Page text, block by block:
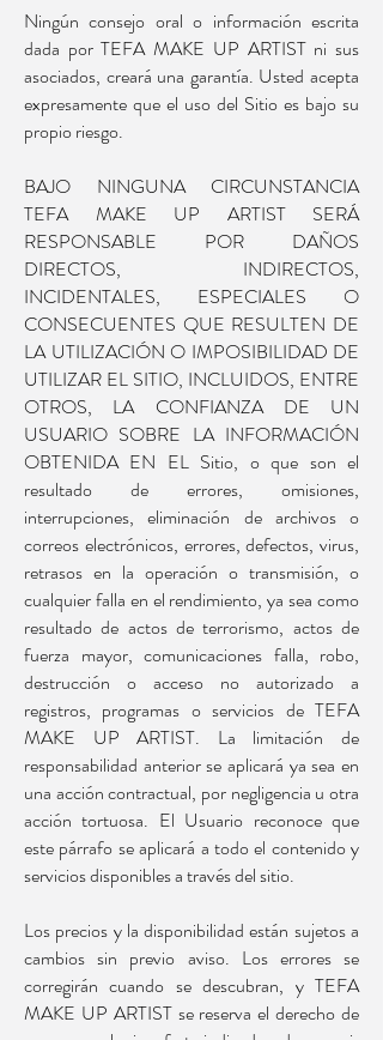
Ningún consejo oral o información escrita
dada por TEFA MAKE UP ARTIST ni sus
asociados, creará una garantía. Usted acepta
expresamente que el uso del Sitio es bajo su
propio riesgo.
BAJO NINGUNA CIRCUNSTANCIA
TEFA MAKE UP ARTIST SERÁ
RESPONSABLE POR DAÑOS
DIRECTOS, INDIRECTOS,
INCIDENTALES, ESPECIALES O
CONSECUENTES QUE RESULTEN DE
LA UTILIZACIÓN O IMPOSIBILIDAD DE
UTILIZAR EL SITIO, INCLUIDOS, ENTRE
OTROS, LA CONFIANZA DE UN
USUARIO SOBRE LA INFORMACIÓN
OBTENIDA EN EL Sitio, o que son el
resultado de errores, omisiones,
interrupciones, eliminación de archivos o
correos electrónicos, errores, defectos, virus,
retrasos en la operación o transmisión, o
cualquier falla en el rendimiento, ya sea como
resultado de actos de terrorismo, actos de
fuerza mayor, comunicaciones falla, robo,
destrucción o acceso no autorizado a
registros, programas o servicios de TEFA
MAKE UP ARTIST. La limitación de
responsabilidad anterior se aplicará ya sea en
una acción contractual, por negligencia u otra
acción tortuosa. El Usuario reconoce que
este párrafo se aplicará a todo el contenido y
servicios disponibles a través del sitio.
Los precios y la disponibilidad están sujetos a
cambios sin previo aviso. Los errores se
corregirán cuando se descubran, y TEFA
MAKE UP ARTIST se reserva el derecho de